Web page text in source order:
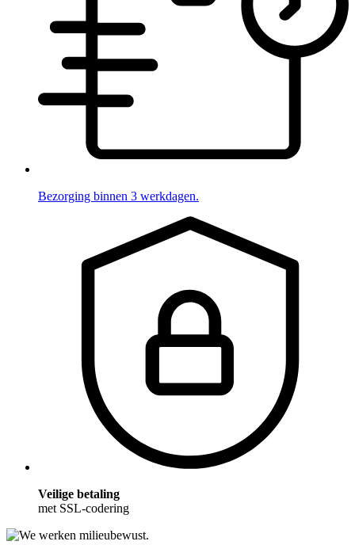
Bezorging binnen 3 werkdagen.
Veilige betaling
met SSL-codering